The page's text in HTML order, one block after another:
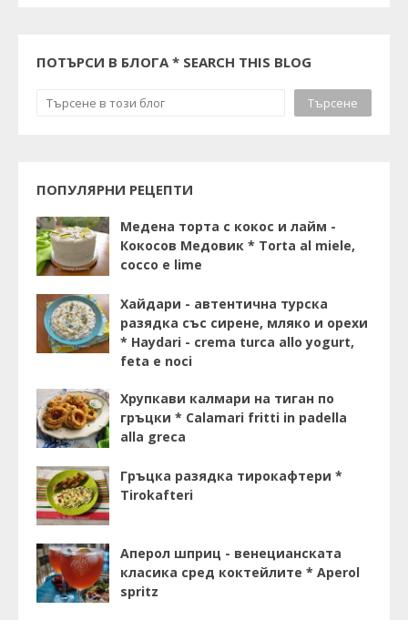
ПОТЪРСИ В БЛОГА * SEARCH THIS BLOG
ПОПУЛЯРНИ РЕЦЕПТИ
Медена торта с кокос и лайм -
Кокосов Медовик * Torta al miele,
cocco e lime
Хайдари - автентична турска
разядка със сирене, мляко и орехи
* Haydari - crema turca allo yogurt,
feta e noci
Хрупкави калмари на тиган по
гръцки * Calamari fritti in padella
alla greca
Гръцка разядка тирокафтери *
Tirokafteri
Аперол шприц - венецианската
класика сред коктейлите * Aperol
spritz